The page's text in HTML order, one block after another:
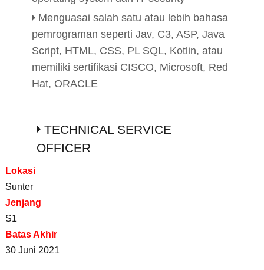
Menguasai salah satu atau lebih bahasa
pemrograman seperti Jav, C3, ASP, Java
Script, HTML, CSS, PL SQL, Kotlin, atau
memiliki sertifikasi CISCO, Microsoft, Red
Hat, ORACLE
TECHNICAL SERVICE
OFFICER
Lokasi
Sunter
Jenjang
S1
Batas Akhir
30 Juni 2021